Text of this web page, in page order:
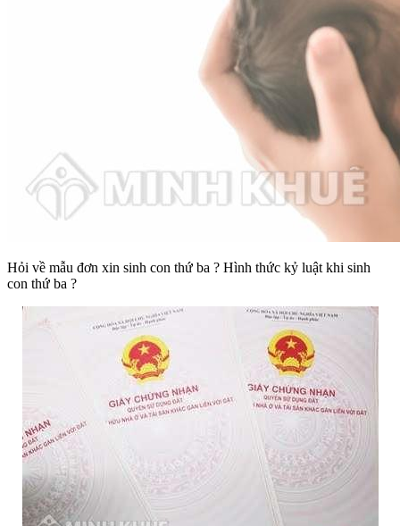
Hỏi về mẫu đơn xin sinh con thứ ba ? Hình thức kỷ luật khi sinh
con thứ ba ?